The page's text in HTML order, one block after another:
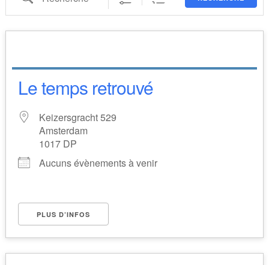
Le temps retrouvé
Keizersgracht 529
Amsterdam
1017 DP
Aucuns évènements à venir
PLUS D’INFOS